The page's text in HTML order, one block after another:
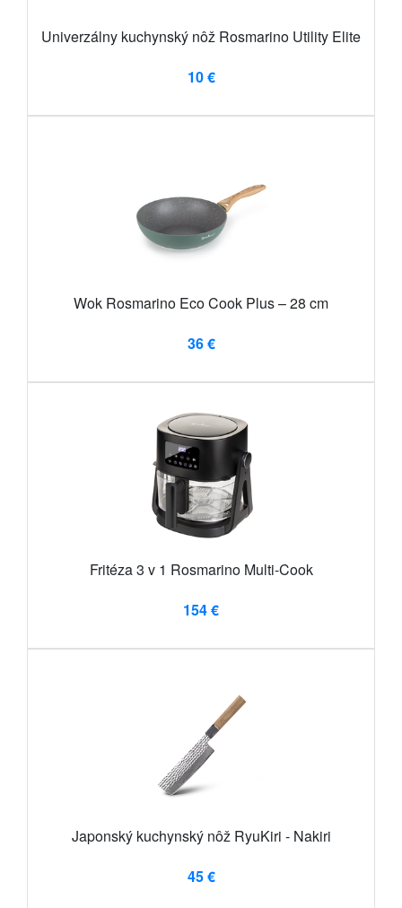
Univerzálny kuchynský nôž Rosmarino Utility Elite
10 €
Wok Rosmarino Eco Cook Plus – 28 cm
36 €
Fritéza 3 v 1 Rosmarino Multi-Cook
154 €
Japonský kuchynský nôž RyuKiri - Nakiri
45 €